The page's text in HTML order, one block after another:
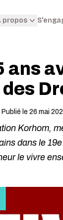
propos
ans
Publié le 26 mai
Korhom,
dans le
le vivre